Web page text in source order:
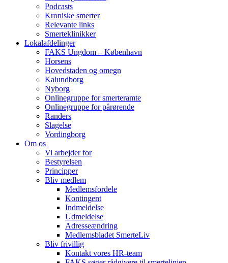
Podcasts
Kroniske smerter
Relevante links
Smerteklinikker
Lokalafdelinger
FAKS Ungdom – København
Horsens
Hovedstaden og omegn
Kalundborg
Nyborg
Onlinegruppe for smerteramte
Onlinegruppe for pårørende
Randers
Slagelse
Vordingborg
Om os
Vi arbejder for
Bestyrelsen
Principper
Bliv medlem
Medlemsfordele
Kontingent
Indmeldelse
Udmeldelse
Adresseændring
Medlemsbladet SmerteLiv
Bliv frivillig
Kontakt vores HR-team